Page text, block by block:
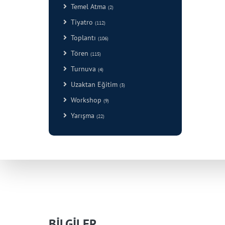
Temel Atma (2)
Tiyatro (112)
Toplantı (106)
Tören (115)
Turnuva (4)
Uzaktan Eğitim (3)
Workshop (9)
Yarışma (22)